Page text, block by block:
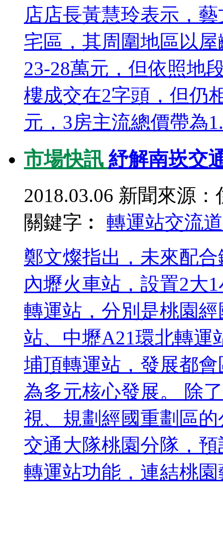
店店長黃慧玲表示，
宅區，其周圍地區以
23-28萬元，但依照地
樓成交在2字頭，但仍
元，3房主流總價帶為
市場快訊 紓解南崁交
2018.03.06 新聞來源：
關鍵字︰ 轉運站交流道
鄭文燦指出，未來配
內壢火車站，設置2大
轉運站，分別是桃園
站、中壢A21環北轉運
埔頂轉運站，發展都
為多元核心發展。 除
視、規劃經國重劃區
交通大隊桃園分隊，
轉運站功能，連結桃